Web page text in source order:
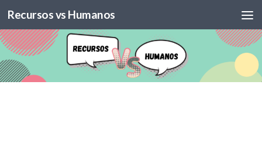
Skip to content
Recursos vs Humanos